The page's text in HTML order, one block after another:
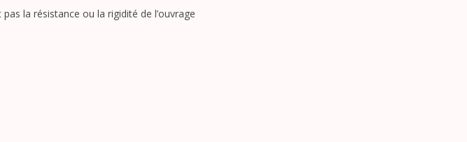
la résistance ou la rigidité de l’ouvrage